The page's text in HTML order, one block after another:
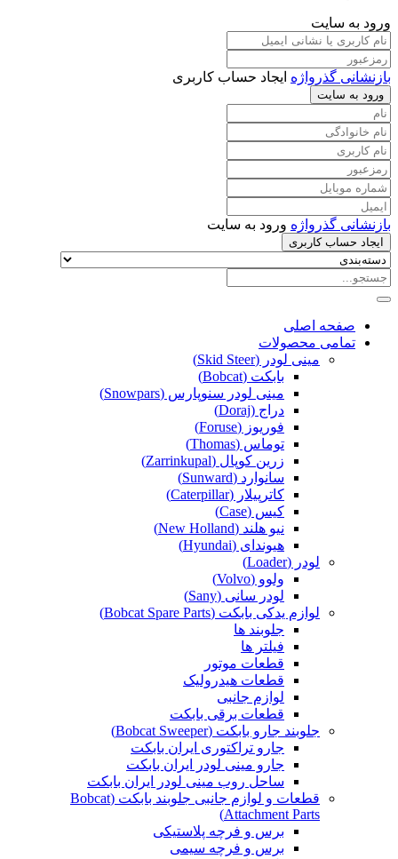
ورود به سایت
بازنشانی گذرواژه ایجاد حساب کاربری
ورود به سایت
بازنشانی گذرواژه ورود به سایت
ایجاد حساب کاربری
صفحه اصلی
تمامی محصولات
مینی لودر (Skid Steer)
بابکت (Bobcat)
مینی لودر سنوپارس (Snowpars)
دراج (Doraj)
فوریوز (Foruse)
توماس (Thomas)
زرین کوپال (Zarrinkupal)
سانوارد (Sunward)
کاترپیلار (Caterpillar)
کیس (Case)
نیو هلند (New Holland)
هیوندای (Hyundai)
لودر (Loader)
ولوو (Volvo)
لودر سانی (Sany)
لوازم یدکی بابکت (Bobcat Spare Parts)
جلوبند ها
فیلتر ها
قطعات موتور
قطعات هیدرولیک
لوازم جانبی
قطعات برقی بابکت
جلوبند جارو بابکت (Bobcat Sweeper)
جارو تراکتوری ایران بابکت
جارو مینی لودر ایران بابکت
ساحل روب مینی لودر ایران بابکت
قطعات و لوازم جانبی جلوبند بابکت (Bobcat
Attachment Parts)
برس و فرچه پلاستیکی
برس و فرچه سیمی